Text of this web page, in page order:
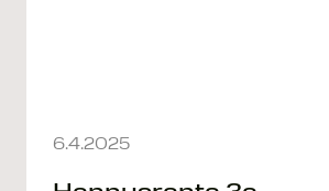
6.4.2025